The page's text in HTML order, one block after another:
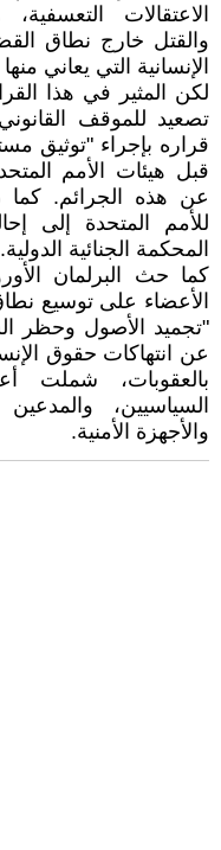
الاعتقالات
والقتل خارج نطاق
الإنسانية التي يعاني
لکن المثير في هذا
تصعيد للموقف
قراره بإجراء "توثيق
قبل هيئات الأمم
عن هذه الجرائم. كما
للأمم المتحدة إلى
المحكمة الجنائية الدولية.
كما حث البرلمان
الأعضاء على توسيع
"تجميد الأصول وحظر
عن انتهاكات حقوق
بالعقوبات، شملت
السياسيين،
والأجهزة الأمنية.